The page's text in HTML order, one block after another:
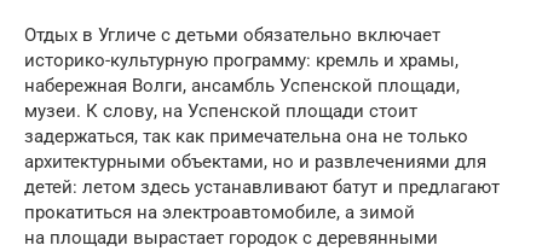
Отдых в Угличе с детьми обязательно включает
историко-культурную программу: кремль и храмы,
набережная Волги, ансамбль Успенской площади,
музеи. К слову, на Успенской площади стоит
задержаться, так как примечательна она не только
архитектурными объектами, но и развлечениями для
детей: летом здесь устанавливают батут и предлагают
прокатиться на электроавтомобиле, а зимой
на площади вырастает городок с деревянными